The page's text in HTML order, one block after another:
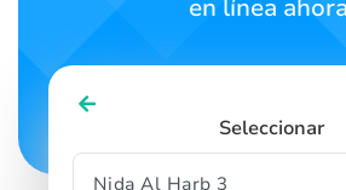
en línea
Seleccionar